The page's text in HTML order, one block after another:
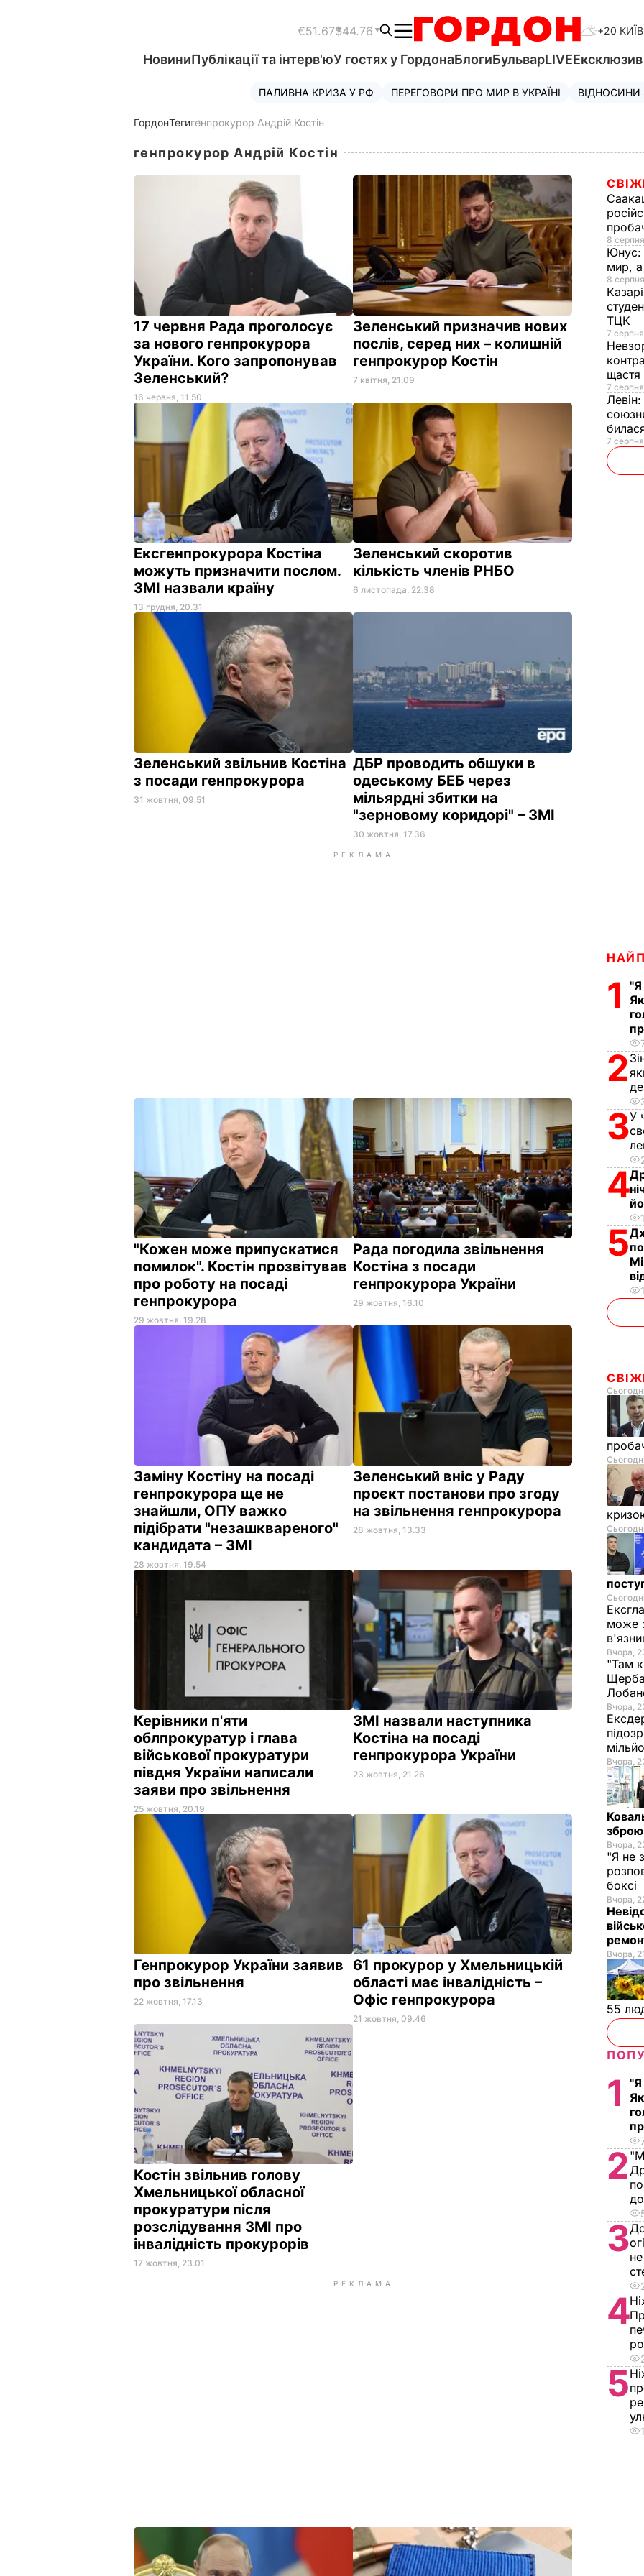
€51.67$44.76 +20 КИЇВ
НовиниПублікації та інтерв'юУ гостях у ГордонаБлогиБульварLIVEЕксклюзив
ПАЛИВНА КРИЗА У РФ ПЕРЕГОВОРИ ПРО МИР В УКРАЇНІ
ГордонТегигенпрокурор Андрій Костін
генпрокурор Андрій Костін
17 червня Рада проголосує
за нового генпрокурора
України. Кого запропонував
Зеленський?
16 червня, 11.50
Зеленський призначив нових
послів, серед них – колишній
генпрокурор Костін
7 квітня, 21.09
Ексгенпрокурора Костіна
можуть призначити послом.
ЗМІ назвали країну
13 грудня, 20.31
Зеленський скоротив
кількість членів РНБО
6 листопада, 22.38
Зеленський звільнив Костіна
з посади генпрокурора
31 жовтня, 09.51
ДБР проводить обшуки в
одеському БЕБ через
мільярдні збитки на
"зерновому коридорі" – ЗМІ
30 жовтня, 17.36
РЕКЛАМА
"Кожен може припускатися
помилок". Костін прозвітував
про роботу на посаді
генпрокурора
29 жовтня, 19.28
Рада погодила звільнення
Костіна з посади
генпрокурора України
29 жовтня, 16.10
Заміну Костіну на посаді
генпрокурора ще не
знайшли, ОПУ важко
підібрати "незашквареного"
кандидата – ЗМІ
28 жовтня, 19.54
Зеленський вніс у Раду
проєкт постанови про згоду
на звільнення генпрокурора
28 жовтня, 13.33
Керівники п'яти
облпрокуратур і глава
військової прокуратури
півдня України написали
заяви про звільнення
25 жовтня, 20.19
ЗМІ назвали наступника
Костіна на посаді
генпрокурора України
23 жовтня, 21.26
Генпрокурор України заявив
про звільнення
22 жовтня, 17.13
61 прокурор у Хмельницькій
області має інвалідність –
Офіс генпрокурора
21 жовтня, 09.46
Костін звільнив голову
Хмельницької обласної
прокуратури після
розслідування ЗМІ про
інвалідність прокурорів
17 жовтня, 23.01
РЕКЛАМА
8
Юнус:
мир,
8
ТЦК
7
щастя
7
Левін:
7
1
"Я
2
3У
4
5
може
Вчора,
"Там
Вчора,
Вчора,
Вчора,
"Я не
боксі
Вчора,
Вчора,
55
1
"Я
2
3
4
5